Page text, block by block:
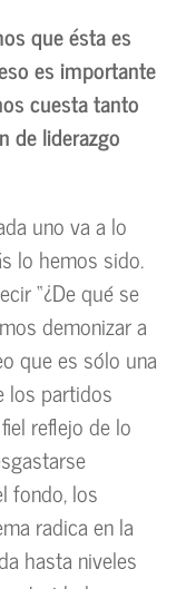
que ésta es
es importante
cuesta tanto
de liderazgo
uno va a lo
lo hemos sido.
“¿De qué se
demonizar a
que es sólo una
los partidos
reflejo de lo
fondo, los
radica en la
hasta niveles